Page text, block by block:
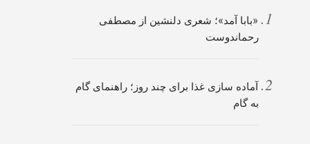
«بابا آمد»؛ شعری دلنشین از مصطفی
رحماندوست
آماده سازی غذا برای چند روز؛ راهنمای گام
به گام